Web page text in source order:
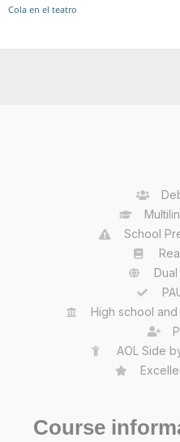
Cola en el teatro
School
High school
AOL Side
Course